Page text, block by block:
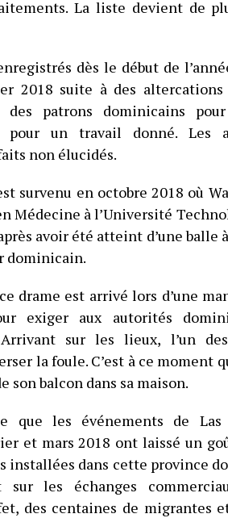
La liste devient de
dès le début de
2018 suite à des
patrons dominicains
pour un travail donné. Les
non élucidés.
survenu en octobre 2018 où
Médecine à l’Université
avoir été atteint d’une balle
dominicain.
drame est arrivé lors d’une
exiger aux autorités
sur les lieux, l’un
la foule. C’est à ce moment
son balcon dans sa maison.
que les événements de Las
et mars 2018 ont laissé un
installées dans cette province
sur les échanges
des centaines de migrantes